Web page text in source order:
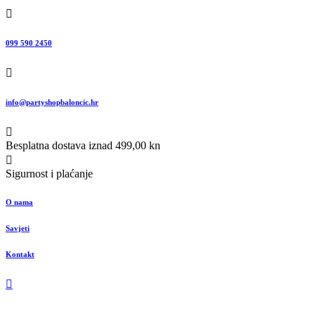
099 590 2450
info@partyshopbaloncic.hr
Besplatna dostava iznad 499,00 kn
Sigurnost i plaćanje
O nama
Savjeti
Kontakt